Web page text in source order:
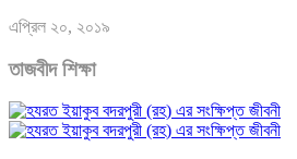
এপ্রিল ২০, ২০১৯
তাজবীদ শিক্ষা